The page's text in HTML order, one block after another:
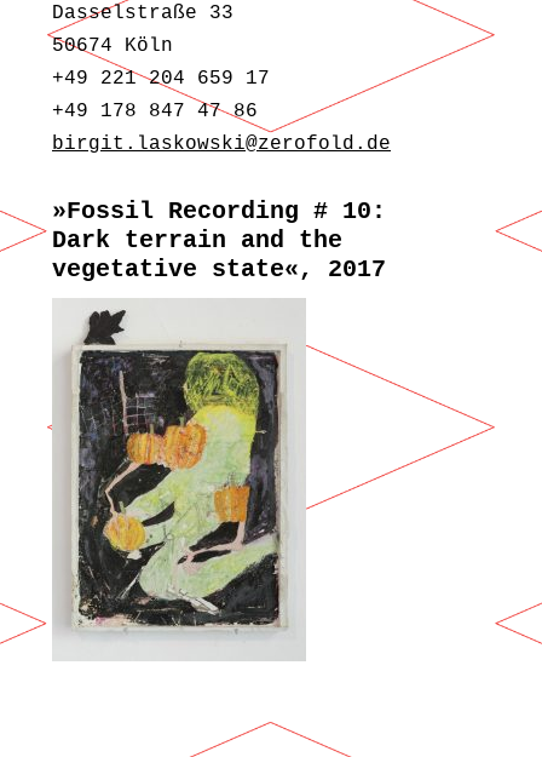
Dasselstraße 33
50674 Köln
+49 221 204 659 17
+49 178 847 47 86
birgit.laskowski@zerofold.de
»Fossil Recording # 10:
Dark terrain and the
vegetative state«, 2017